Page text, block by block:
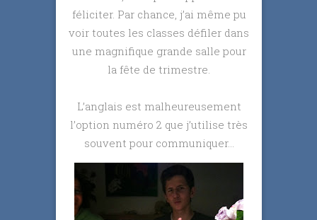
féliciter. Par chance, j’ai même pu
voir toutes les classes défiler dans
une magnifique grande salle pour
la fête de trimestre.
L’anglais est malheureusement
l’option numéro 2 que j’utilise très
souvent pour communiquer…